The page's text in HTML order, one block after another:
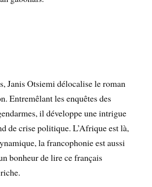
Janis Otsiemi délocalise le roman
Entremêlant les enquêtes des
il développe une intrigue
de crise politique. L’Afrique est là,
la francophonie est aussi
bonheur de lire ce français